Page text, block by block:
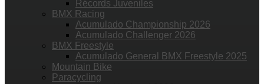
Récords Juveniles
BMX Racing
Acumulado Championship 2026
Acumulado Challenger 2026
BMX Freestyle
Acumulado General BMX Freestyle 2025
Mountain Bike
Paracycling